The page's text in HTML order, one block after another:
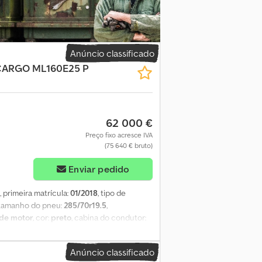
traseira pneumática - Peso bruto total:
Cursor 11 – 460 cv, Caixa de velocidades
Electronic Brake System + Brake
diferencial, ABS, ESP, Imobilizador, Ar
a ar, Cruise Control, Hill
Limitador eletrónico de velocidade,
de alumínio ampliado 480 L, Cabina
elétricos, Faróis Bi-Xenon, Faróis de
Espelhos retrovisores
EQUIPAMENTO DE
aprox. 6,10 x 2,48 x H 2,65 m - Laterais
ELEVATÓRIA Marca
– Certificado de aprovação Para
Anúncio classificado
ML160E25 P
62 000 €
Preço fixo acresce IVA
(75 640 € bruto)
Enviar pedido
, primeira matrícula:01/2018, tipo de
tamanho do pneu: 285/70r19.5
motor , cor: preto , cabina do condutor:
carga:2 900 mm, Ano de fabrico:2018,
computador de bordo, plataforma
Anúncio classificado